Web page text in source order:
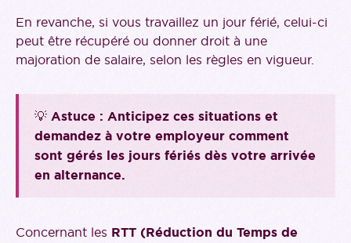
En revanche, si vous travaillez un jour férié, celui-ci
peut être récupéré ou donner droit à une
majoration de salaire, selon les règles en vigueur.
💡 Astuce : Anticipez ces situations et
demandez à votre employeur comment
sont gérés les jours fériés dès votre arrivée
en alternance.
Concernant les RTT (Réduction du Temps de